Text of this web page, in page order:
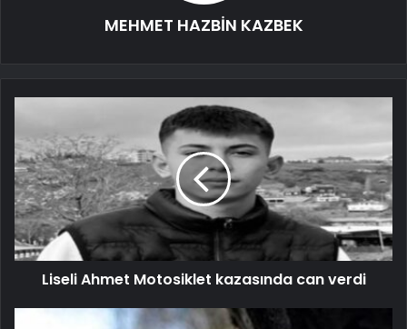
MEHMET HAZBİN KAZBEK
Liseli Ahmet Motosiklet kazasında can verdi